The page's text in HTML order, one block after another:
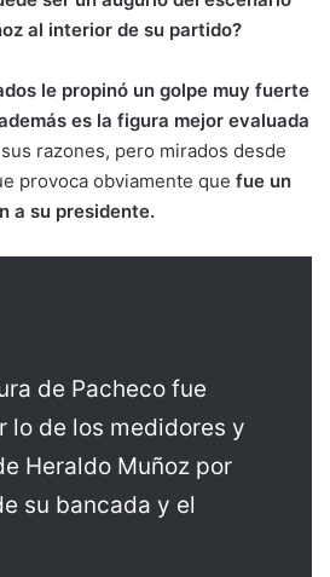
al interior de su partido?
le propinó un golpe muy fuerte
es la figura mejor evaluada
razones, pero mirados desde
provoca obviamente que fue un
a su presidente.
de Pacheco fue
lo de los medidores y
Heraldo Muñoz por
su bancada y el